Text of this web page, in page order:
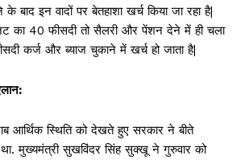
इन वादों पर बेतहाशा खर्च किया जा रहा है|
का 40 फीसदी तो सैलरी और पेंशन देने में ही चला
कर्ज और ब्याज चुकाने में खर्च हो जाता है|
आर्थिक स्थिति को देखते हुए सरकार ने बीते
था. मुख्यमंत्री सुखविंदर सिंह सुक्खू ने गुरुवार को